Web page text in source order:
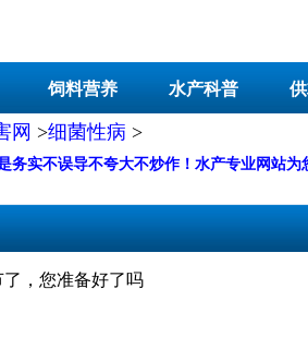
饲料营养 水产科普
网 >细菌性病 >
务实不误导不夸大不炒作！水产专业网站为
，您准备好了吗